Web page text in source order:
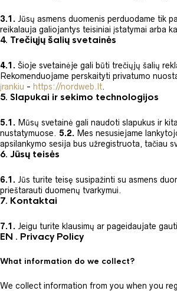
3.1. Jūsų asmens duomenis perduodame tik
reikalauja galiojantys teisiniai įstatymai arba
4. Trečiųjų šalių svetainės
4.1. Šioje svetainėje gali būti trečiųjų šalių
Rekomenduojame perskaityti privatumo
įrankiu - https://nordweb.lt.
5. Slapukai ir sekimo technologijos
5.1. Mūsų svetainė gali naudoti slapukus ir
nustatymuose. 5.2. Mes nesusiejame
apsilankymo sesija bus užregistruota, tačiau
6. Jūsų teisės
6.1. Jūs turite teisę susipažinti su asmens
prieštarauti duomenų tvarkymui.
7. Kontaktai
7.1. Jeigu turite klausimų ar pageidaujate
EN . Privacy Policy
What information do we collect?
We collect information from you when you